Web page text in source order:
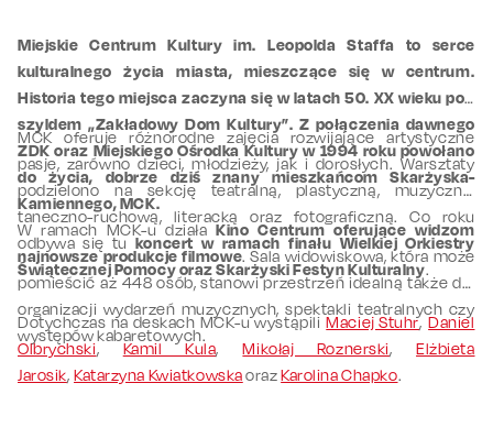
Miejskie Centrum Kultury im. Leopolda Staffa to serce
kulturalnego życia miasta, mieszczące się w centrum.
Historia tego miejsca zaczyna się w latach 50. XX wieku pod
szyldem „Zakładowy Dom Kultury”. Z połączenia dawnego
ZDK oraz Miejskiego Ośrodka Kultury w 1994 roku powołano
do życia, dobrze dziś znany mieszkańcom Skarżyska-
Kamiennego, MCK.
MCK oferuje różnorodne zajęcia rozwijające artystyczne
pasje, zarówno dzieci, młodzieży, jak i dorosłych. Warsztaty
podzielono na sekcję teatralną, plastyczną, muzyczną,
taneczno-ruchową, literacką oraz fotograficzną. Co roku
odbywa się tu koncert w ramach finału Wielkiej Orkiestry
Świątecznej Pomocy oraz Skarżyski Festyn Kulturalny.
W ramach MCK-u działaKino Centrum oferujące widzom
najnowsze produkcje filmowe. Sala widowiskowa, która może
pomieścić aż 448 osób, stanowi przestrzeń idealną także dla
organizacji wydarzeń muzycznych, spektakli teatralnych czy
występów kabaretowych.
Dotychczas na deskach MCK-u wystąpiliMaciej Stuhr,Daniel
Olbrychski, Kamil Kula,Mikołaj Roznerski,Elżbieta
Jarosik,Katarzyna KwiatkowskaorazKarolina Chapko.